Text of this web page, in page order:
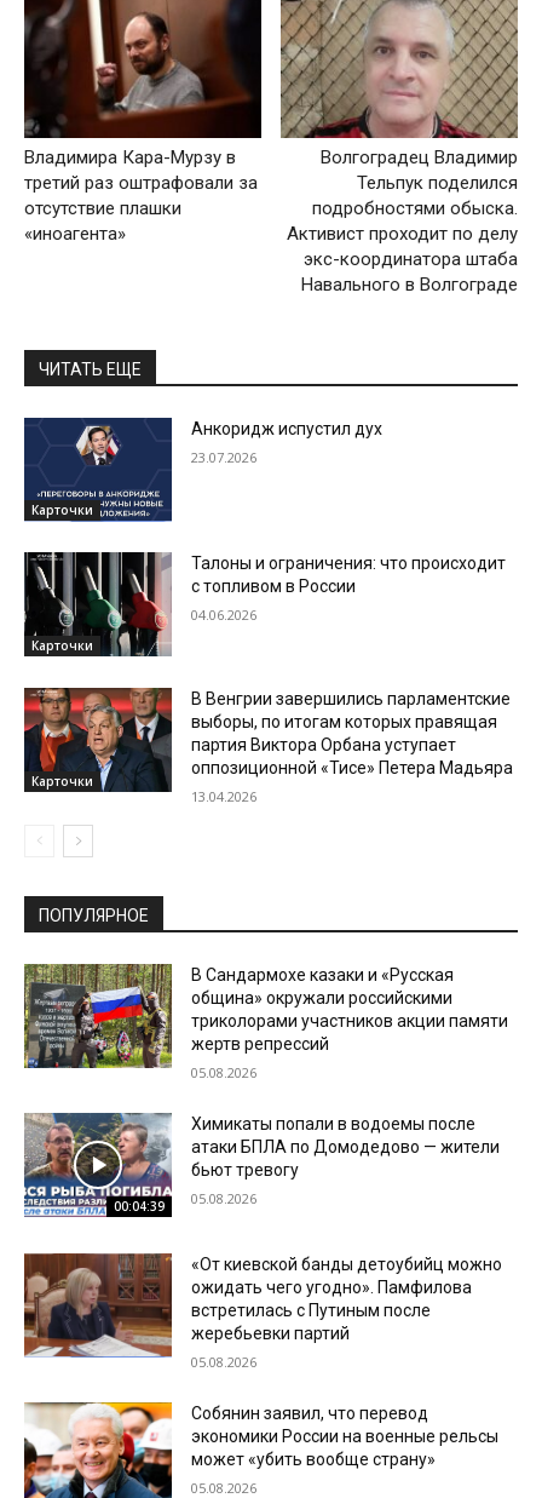
Владимира Кара-Мурзу в
третий раз оштрафовали за
отсутствие плашки
«иноагента»
Волгоградец Владимир
Тельпук поделился
подробностями обыска.
Активист проходит по делу
экс-координатора штаба
Навального в Волгограде
ЧИТАТЬ ЕЩЕ
Карточки
Анкоридж испустил дух
23.07.2026
Карточки
Талоны и ограничения: что происходит
с топливом в России
04.06.2026
Карточки
В Венгрии завершились парламентские
выборы, по итогам которых правящая
партия Виктора Орбана уступает
оппозиционной «Тисе» Петера Мадьяра
13.04.2026
ПОПУЛЯРНОЕ
В Сандармохе казаки и «Русская
община» окружали российскими
триколорами участников акции памяти
жертв репрессий
05.08.2026
00:04:39
Химикаты попали в водоемы после
атаки БПЛА по Домодедово — жители
бьют тревогу
05.08.2026
«От киевской банды детоубийц можно
ожидать чего угодно». Памфилова
встретилась с Путиным после
жеребьевки партий
05.08.2026
Собянин заявил, что перевод
экономики России на военные рельсы
может «убить вообще страну»
05.08.2026